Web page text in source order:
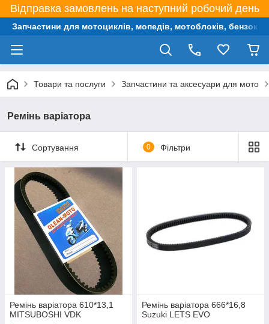
Відправка замовлень на наступний робочий день
Запчастини для мотоциклів, мопедів, мотоблоків,
Товари та послуги Запчастини та аксесуари для мото
Ремінь варіатора
Сортування 0 Фільтри
Ремінь варіатора 610*13,1
MITSUBOSHI VDK
Ремінь варіатора 666*16,8
Suzuki LETS EVO